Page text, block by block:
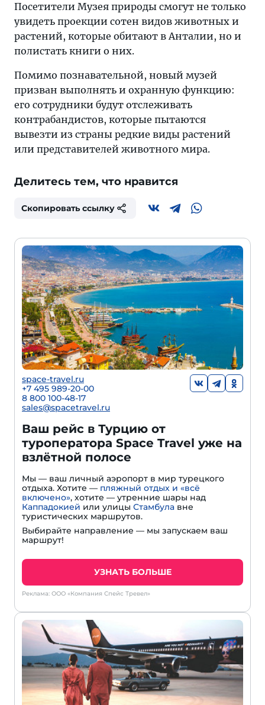
Посетители Музея природы смогут не только
увидеть проекции сотен видов животных и
растений, которые обитают в Анталии, но и
полистать книги о них.
Помимо познавательной, новый музей
призван выполнять и охранную функцию:
его сотрудники будут отслеживать
контрабандистов, которые пытаются
вывезти из страны редкие виды растений
или представителей животного мира.
Делитесь тем, что нравится
Скопировать ссылку
space-travel.ru
+7 495 989-20-00
8 800 100-48-17
sales@spacetravel.ru
Ваш рейс в Турцию от
туроператора Space Travel уже на
взлётной полосе
Мы — ваш личный аэропорт в мир турецкого
отдыха. Хотите — пляжный отдых и «всё
включено», хотите — утренние шары над
Каппадокией или улицы Стамбула вне
туристических маршрутов.
Выбирайте направление — мы запускаем ваш
маршрут!
УЗНАТЬ БОЛЬШЕ
Реклама: ООО «Компания Спейс Тревел»